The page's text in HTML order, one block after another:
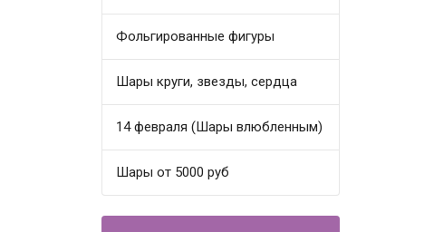
Фольгированные фигуры
Шары круги, звезды, сердца
14 февраля (Шары влюбленным)
Шары от 5000 руб